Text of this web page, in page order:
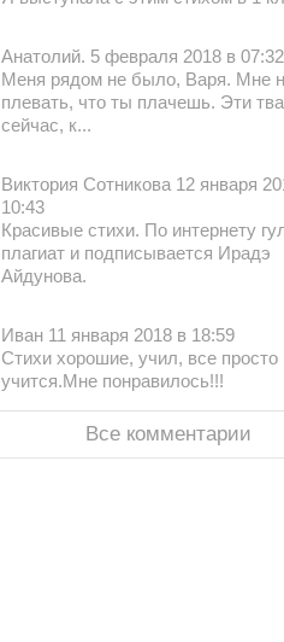
Анатолий. 5 февраля 2018 в 07:32
Меня рядом не было, Варя. Мне
плевать, что ты плачешь. Эти
сейчас, к...
Виктория Сотникова 12 января
10:43
Красивые стихи. По интернету
плагиат и подписывается Ирадэ
Айдунова.
Иван 11 января 2018 в 18:59
Стихи хорошие, учил, все просто
учится.Мне понравилось!!!
Все комментарии